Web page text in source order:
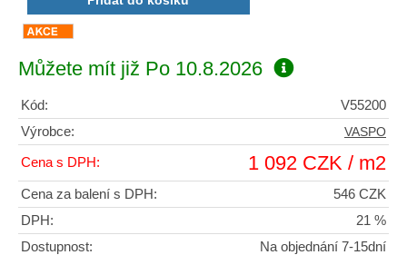
Můžete mít již Po 10.8.2026
Kód:
V55200
Výrobce:
VASPO
Cena s DPH: 1 092 CZK / m2
Cena za balení s DPH:
546 CZK
DPH:
21 %
Dostupnost:
Na objednání 7-15dní